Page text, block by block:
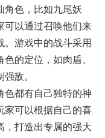
角色，比如九尾妖
可以通过召唤他们来
。游戏中的战斗采用
的定位，如肉盾、
敌。
色都有自己独特的神
家可以根据自己的喜
，打造出专属的强大